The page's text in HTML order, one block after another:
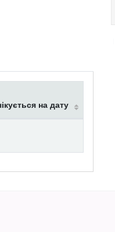
на дату